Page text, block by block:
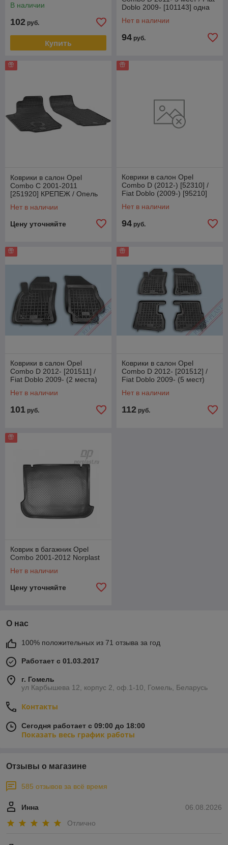
(Пол
В наличии
102 руб.
Купить
Doblo 2009- [101143] одна
Нет в наличии
94 руб.
Коврики в салон Opel
Combo C 2001-2011
[251920] КРЕПЕЖ / Опель
Нет в наличии
Цену уточняйте
Коврики в салон Opel
Combo D (2012-) [52310] /
Fiat Doblo (2009-) [95210]
Нет в наличии
94 руб.
Коврики в салон Opel
Combo D 2012- [201511] /
Fiat Doblo 2009- (2 места)
(Нет в наличии
101 руб.
Коврики в салон Opel
Combo D 2012- [201512] /
Fiat Doblo 2009- (5 мест)
(R
Нет в наличии
112 руб.
Коврик в багажник Opel
Combo 2001-2012 Norplast
Нет в наличии
Цену уточняйте
О нас
100% положительных из 71 отзыва за год
Работает с 01.03.2017
г. Гомель
ул Карбышева 12, корпус 2, оф.1-10, Гомель, Беларусь
Контакты
Сегодня работает с 09:00 до 18:00
Показать весь график работы
Отзывы о магазине
585 отзывов за всё время
06.08.2026
Инна
Отлично